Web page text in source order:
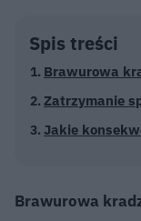
Spis treści
Brawurowa
Zatrzymanie
Jakie
Brawurowa